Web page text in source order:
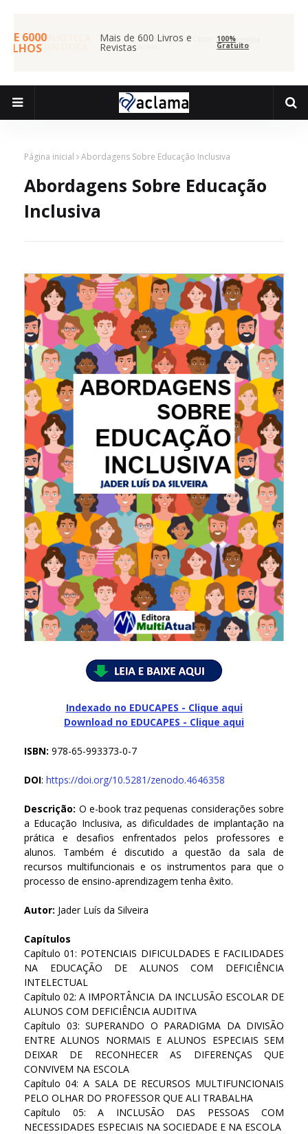
BIBLIOTECA
CIENTÍFICA
100% Digital e Open Pesquise
Agora
MAIS DE 6000
TRABALHOS
Mais de 600 Livros e
Revistas Gratuito
Página inicial Abordagens Sobre Educação Inclusiva
Abordagens Sobre Educação
Inclusiva
Indexado no EDUCAPES - Clique aqui
Download no EDUCAPES - Clique aqui
ISBN: 978-65-993373-0-7
DOI: https://doi.org/10.5281/zenodo.4646358
Descrição: O e-book traz pequenas considerações sobre
a Educação Inclusiva, as dificuldades de implantação na
prática e desafios enfrentados pelos professores e
alunos. Também é discutido a questão da sala de
recursos multifuncionais e os instrumentos para que o
processo de ensino-aprendizagem tenha êxito.
Autor: Jader Luís da Silveira
Capítulos
Capítulo 01: POTENCIAIS DIFICULDADES E FACILIDADES
NA EDUCAÇÃO DE ALUNOS COM DEFICIÊNCIA
INTELECTUAL
Capítulo 02: A IMPORTÂNCIA DA INCLUSÃO ESCOLAR DE
ALUNOS COM DEFICIÊNCIA AUDITIVA
Capítulo 03: SUPERANDO O PARADIGMA DA DIVISÃO
ENTRE ALUNOS NORMAIS E ALUNOS ESPECIAIS SEM
DEIXAR DE RECONHECER AS DIFERENÇAS QUE
CONVIVEM NA ESCOLA
Capítulo 04: A SALA DE RECURSOS MULTIFUNCIONAIS
PELO OLHAR DO PROFESSOR QUE ALI TRABALHA
Capítulo 05: A INCLUSÃO DAS PESSOAS COM
NECESSIDADES ESPECIAIS NA SOCIEDADE E NA ESCOLA